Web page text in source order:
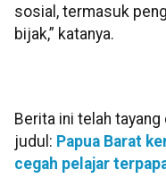
sosial, termasuk
bijak,” katanya.
Berita ini telah
judul: Papua Barat
cegah pelajar